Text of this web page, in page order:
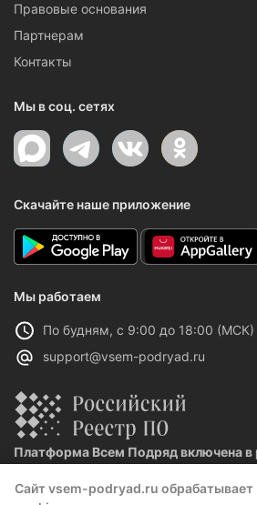
Сайт vsem-podryad.ru обрабатывает
Правовые основания
Партнерам
Контакты
Мы в соц. сетях
Скачайте наше приложение
Мы работаем
По будням, с 9:00 до 18:00 (МСК)
support@vsem-podryad.ru
Платформа Всем Подряд включена в
Реестровая запись №32021 от 06.02.2026